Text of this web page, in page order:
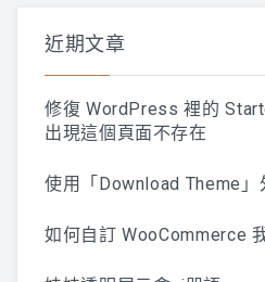
近期文章
修復 WordPress 裡的
出現這個頁面不存在
使用「Download Theme」
如何自訂 WooCommerce